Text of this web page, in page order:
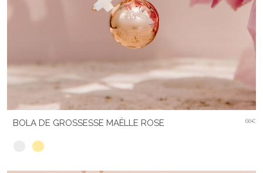
BOLA DE GROSSESSE MAËLLE ROSE 66€